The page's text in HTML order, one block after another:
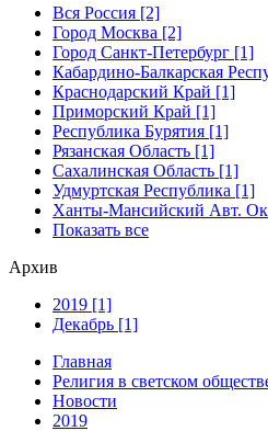
Вся Россия [2]
Город Москва [2]
Город Санкт-Петербург [1]
Кабардино-Балкарская
Краснодарский Край [1]
Приморский Край [1]
Республика Бурятия [1]
Рязанская Область [1]
Сахалинская Область [1]
Удмуртская Республика [1]
Ханты-Мансийский Авт.
Показать все
Архив
2019 [1]
Декабрь [1]
Главная
Религия в светском
Новости
2019